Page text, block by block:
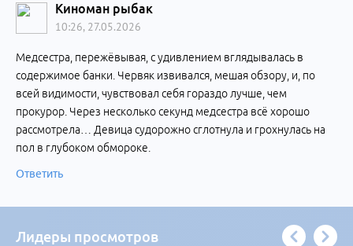
Киноман рыбак
10:26, 27.05.2026
Медсестра, пережёвывая, с удивлением вглядывалась в
содержимое банки. Червяк извивался, мешая обзору, и, по
всей видимости, чувствовал себя гораздо лучше, чем
прокурор. Через несколько секунд медсестра всё хорошо
рассмотрела… Девица судорожно сглотнула и грохнулась на
пол в глубоком обмороке.
Ответить
Лидеры просмотров